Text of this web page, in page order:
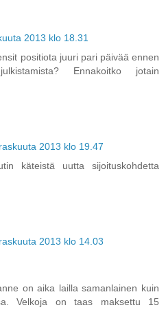
2013 klo 18.31
positiota juuri pari päivää ennen
Ennakoitko jotain
2013 klo 19.47
käteistä uutta sijoituskohdetta
2013 klo 14.03
on aika lailla samanlainen kuin
Velkoja on taas maksettu 15